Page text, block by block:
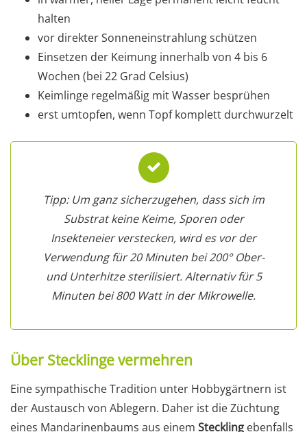
halten
vor direkter Sonneneinstrahlung schützen
Einsetzen der Keimung innerhalb von 4 bis 6
Wochen (bei 22 Grad Celsius)
Keimlinge regelmäßig mit Wasser besprühen
erst umtopfen, wenn Topf komplett durchwurzelt
Tipp: Um ganz sicherzugehen, dass sich im
Substrat keine Keime, Sporen oder
Insekteneier verstecken, wird es vor der
Verwendung für 20 Minuten bei 200° Ober-
und Unterhitze sterilisiert. Alternativ für 5
Minuten bei 800 Watt in der Mikrowelle.
Über Stecklinge vermehren
Eine sympathische Tradition unter Hobbygärtnern ist
der Austausch von Ablegern. Daher ist die Züchtung
eines Mandarinenbaums aus einem Steckling ebenfalls